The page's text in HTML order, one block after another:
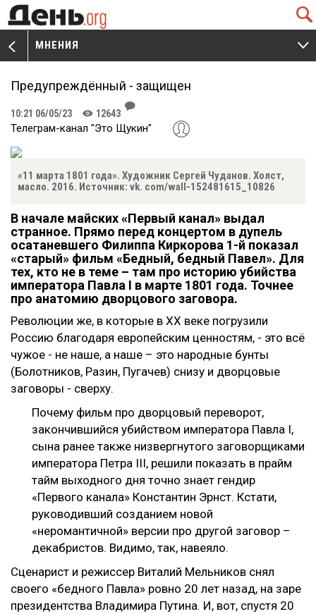
Q
V
МНЕНИЯ
W
Предупреждённый - защищен
10:21 06/05/23 K 12643
J
Телеграм-канал "Это Щукин"
«11 марта 1801 года». Художник Сергей Чуданов. Холст,
масло. 2016. Источник: vk. com/wall-152481615_10826
В начале майских «Первый канал» выдал
странное. Прямо перед концертом в дупель
осатаневшего Филиппа Киркорова 1-й показал
«старый» фильм «Бедный, бедный Павел». Для
тех, кто не в теме – там про историю убийства
императора Павла I в марте 1801 года. Точнее
про анатомию дворцового заговора.
Революции же, в которые в XX веке погрузили
Россию благодаря европейским ценностям, - это всё
чужое - не наше, а наше – это народные бунты
(Болотников, Разин, Пугачев) снизу и дворцовые
заговоры - сверху.
Почему фильм про дворцовый переворот,
закончившийся убийством императора Павла I,
сына ранее также низвергнутого заговорщиками
императора Петра III, решили показать в прайм
тайм выходного дня точно знает гендир
«Первого канала» Константин Эрнст. Кстати,
руководивший созданием новой
«неромантичной» версии про другой заговор –
декабристов. Видимо, так, навеяло.
Сценарист и режиссер Виталий Мельников снял
своего «бедного Павла» ровно 20 лет назад, на заре
президентства Владимира Путина. И, вот, спустя 20